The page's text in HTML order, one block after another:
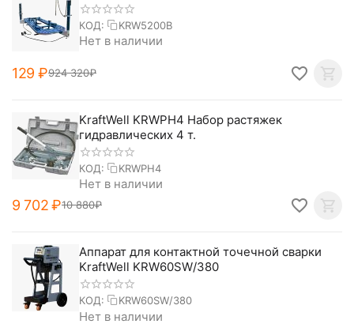
КОД: KRW5200B
Нет в наличии
‍129‍ ₽924 320₽
KraftWell KRWPH4 Набор растяжек
гидравлических 4 т.
КОД: KRWPH4
Нет в наличии
9 702 ₽10 880₽
Аппарат для контактной точечной сварки
KraftWell KRW60SW/380
КОД: KRW60SW/380
Нет в наличии